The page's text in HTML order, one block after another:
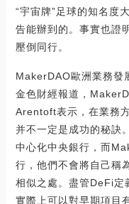
“宇宙牌”足球的知名度
告能辦到的。事實也證
壓倒同行。
MakerDAO歐洲業務發
金色財經報道，
Arentoft表示，在業務
并不一定是成功的秘訣
中心化中央銀行，而
行，他們不會將自己稱
相似之處。盡管DeFi定
實際上可以對早期項目